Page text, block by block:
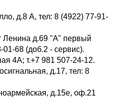
д.8 А, тел: 8 (4922) 77-91-
Ленина д.69 "А" первый
01-68 (доб.2 - сервис).
4А; т.+7 981 507-24-12.
д.17, тел: 8
д.15е, оф.21